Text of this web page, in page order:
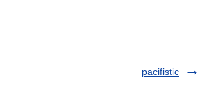
pacifistic